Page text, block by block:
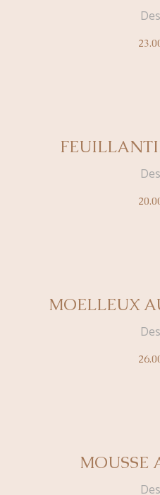
MOELLEUX
MOUSSE